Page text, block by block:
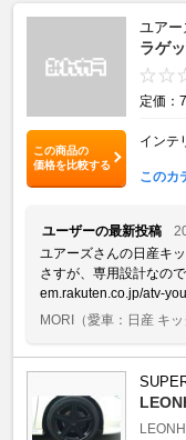
この商品の
価格を比較する
ユアー
ラゲ
定価：
インテ
このカ
ユーザーの最新投稿
ユアーズさんの日産キ
さすが、専用設計なの
em.rakuten.co.jp/atv-
MORI （愛車：日産 キ